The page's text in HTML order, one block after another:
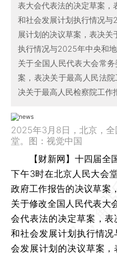
表大会代表法的决定草案
和社会发展计划执行情况
展计划的决议草案，表决
执行情况与2025年中央和
关于全国人民代表大会常
案，表决关于最高人民法
决关于最高人民检察院工作
2025年3月8日，北京，
堂。图：视觉中国
【财新网】 十四届全
下午3时在北京人民大会
政府工作报告的决议草案
关于修改全国人民代表大
会代表法的决定草案，
和社会发展计划执行情
会发展计划的决议草案